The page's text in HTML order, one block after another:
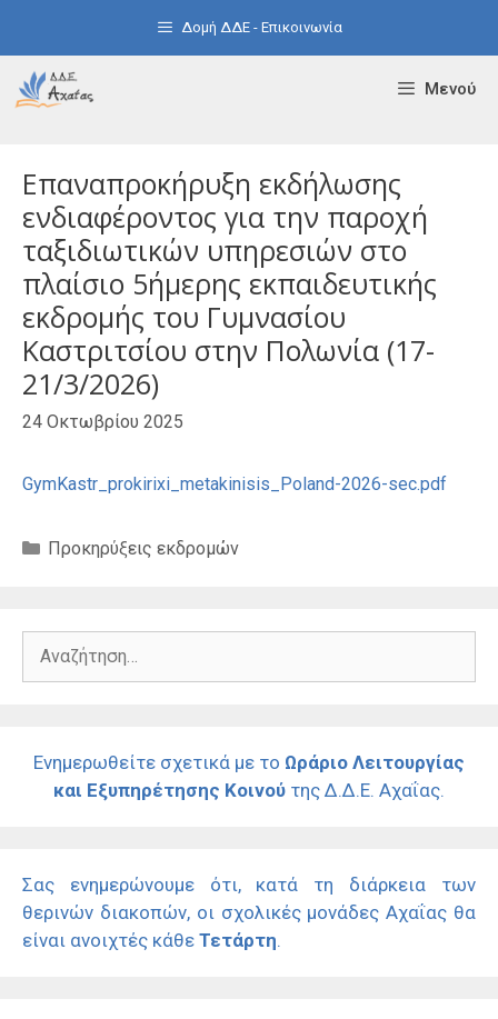
Δομή ΔΔΕ - Επικοινωνία
Μενού
Επαναπροκήρυξη εκδήλωσης
ενδιαφέροντος για την παροχή
ταξιδιωτικών υπηρεσιών στo
πλαίσιo 5ήμερης εκπαιδευτικής
εκδρομής του Γυμνασίου
Καστριτσίου στην Πολωνία (17-
21/3/2026)
24 Οκτωβρίου 2025
GymKastr_prokirixi_metakinisis_Poland-2026-sec.pdf
Κατηγορίες
Προκηρύξεις εκδρομών
Αναζήτηση
Ενημερωθείτε σχετικά με το Ωράριο Λειτουργίας
και Εξυπηρέτησης Κοινού της Δ.Δ.Ε. Αχαΐας.
Σας ενημερώνουμε ότι, κατά τη διάρκεια των
θερινών διακοπών, οι σχολικές μονάδες Αχαΐας θα
είναι ανοιχτές κάθε Τετάρτη.